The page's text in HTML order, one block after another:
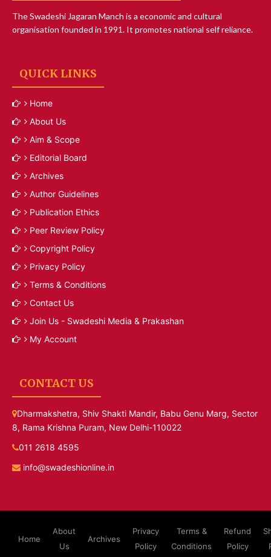
The Swadeshi Jagaran Manch is a economic and cultural
organisation founded in 1991. It promotes national self reliance.
QUICK LINKS
Home
About Us
Aim & Scope
Editorial Board
Archives
Author Guidelines
Publication Ethics
Peer Review Policy
Copyright Policy
Privacy Policy
Terms & Conditions
Contact Us
Join Us - Swadeshi Media & Prakashan
My Account
CONTACT US
Dharmakshetra, Shiv Shakti Mandir, Babu Genu Marg, Sector
8, Rama Krishna Puram, New Delhi-110022
011 2618 4595
info@swadeshionline.in
Home
About
Us
Archives
Privacy
Policy
Terms &
Conditions
Refund
Policy